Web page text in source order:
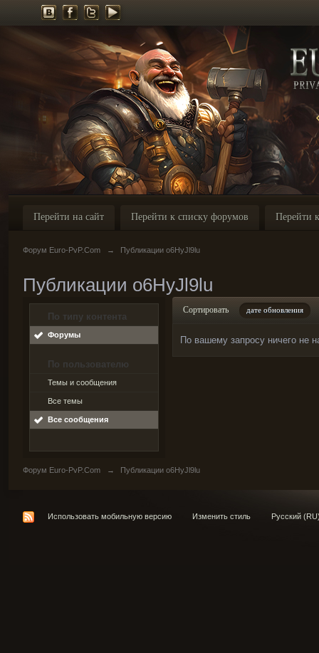
Перейти на сайт Перейти к списку форумов Перейти
Форум Euro-PvP.Com → Публикации o6HyJl9lu
Публикации o6HyJl9lu
По типу контента
Форумы
По пользователю
Темы и сообщения
Все темы
Все сообщения
Сортировать дате обновления
По вашему запросу ничего не
Форум Euro-PvP.Com → Публикации o6HyJl9lu
Использовать мобильную версию Изменить стиль Русский